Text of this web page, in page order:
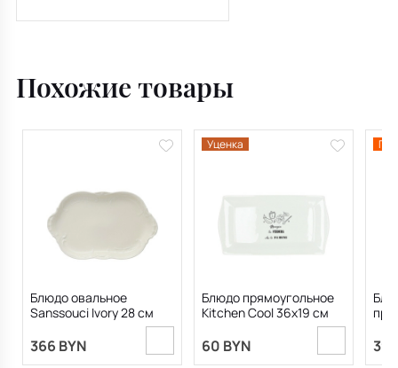
Похожие товары
Блюдо овальное
Sanssouci Ivory 28 см
366 BYN
Уценка
Блюдо прямоугольное
Kitchen Cool 36х19 см
60 BYN